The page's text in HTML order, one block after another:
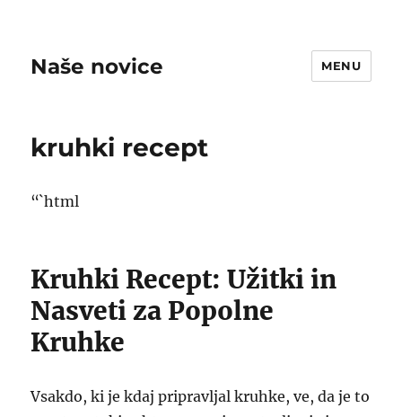
Naše novice MENU
kruhki recept
“`html
Kruhki Recept: Užitki in
Nasveti za Popolne
Kruhke
Vsakdo, ki je kdaj pripravljal kruhke, ve, da je to